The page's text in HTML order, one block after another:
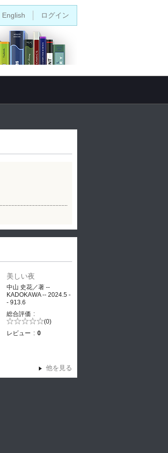
English ログイン
美しい夜
中山 史花／著 --
KADOKAWA -- 2024.5 -
- 913.6
総合評価
5段階評価の (0)
レビュー
0
他を見る